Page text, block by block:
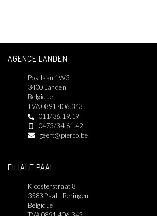
AGENCE LANDEN
Postlaan 1W3
3400 Landen
Belgique
TVA 0891.406.343
011/36.19.19
0473/34.61.42
geert@pierco.be
FILIALE PAAL
Kloosterstraat 8
3583 Paal - Beringen
Belgique